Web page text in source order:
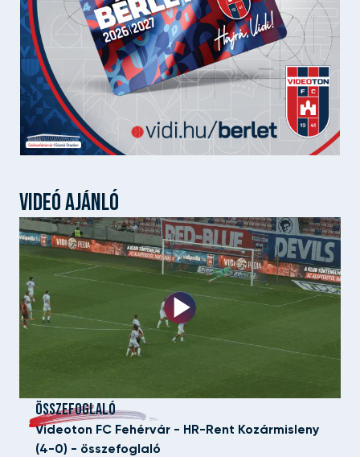
VIDEÓ AJÁNLÓ
ÖSSZEFOGLALÓ
Videoton FC Fehérvár - HR-Rent Kozármisleny
(4-0) - összefoglaló